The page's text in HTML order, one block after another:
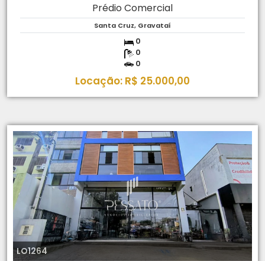
Prédio Comercial
Santa Cruz, Gravataí
0
0
0
Locação: R$ 25.000,00
LO1264